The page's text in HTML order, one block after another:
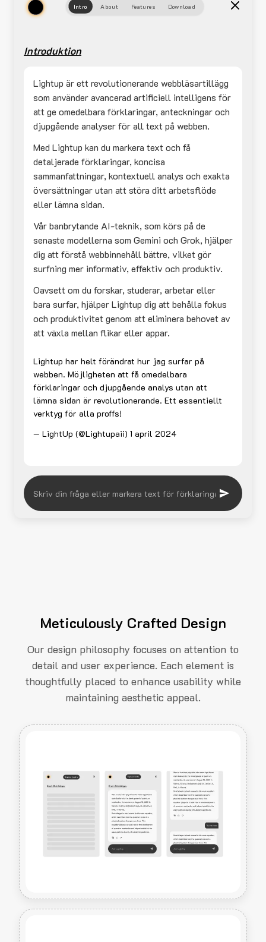
Intro About Features Download
Introduktion
Lightup är ett revolutionerande webbläsartillägg
som använder avancerad artificiell intelligens för
att ge omedelbara förklaringar, anteckningar och
djupgående analyser för all text på webben.
Med Lightup kan du markera text och få
detaljerade förklaringar, koncisa
sammanfattningar, kontextuell analys och exakta
översättningar utan att störa ditt arbetsflöde
eller lämna sidan.
Vår banbrytande AI-teknik, som körs på de
senaste modellerna som Gemini och Grok, hjälper
dig att förstå webbinnehåll bättre, vilket gör
surfning mer informativ, effektiv och produktiv.
Oavsett om du forskar, studerar, arbetar eller
bara surfar, hjälper Lightup dig att behålla fokus
och produktivitet genom att eliminera behovet av
att växla mellan flikar eller appar.
Lightup har helt förändrat hur jag surfar på
webben. Möjligheten att få omedelbara
förklaringar och djupgående analys utan att
lämna sidan är revolutionerande. Ett essentiellt
verktyg för alla proffs!
— LightUp (@Lightupaii) 1 april 2024
Meticulously Crafted Design
Our design philosophy focuses on attention to
detail and user experience. Each element is
thoughtfully placed to enhance usability while
maintaining aesthetic appeal.